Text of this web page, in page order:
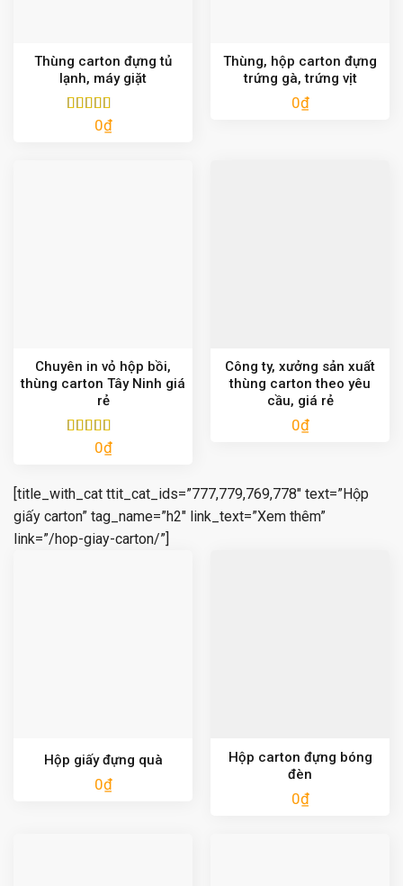
Thùng carton đựng tủ
lạnh, máy giặt
Được xếp
0₫
Thùng, hộp carton đựng
trứng gà, trứng vịt
0₫
Chuyên in vỏ hộp bồi,
thùng carton Tây Ninh giá
rẻ
Được xếp
0₫
Công ty, xưởng sản xuất
thùng carton theo yêu
cầu, giá rẻ
0₫
[title_with_cat ttit_cat_ids=”777,779,769,778″ text=”Hộp
giấy carton” tag_name=”h2″ link_text=”Xem thêm”
link=”/hop-giay-carton/”]
Hộp giấy đựng quà
0₫
Hộp carton đựng bóng
đèn
0₫